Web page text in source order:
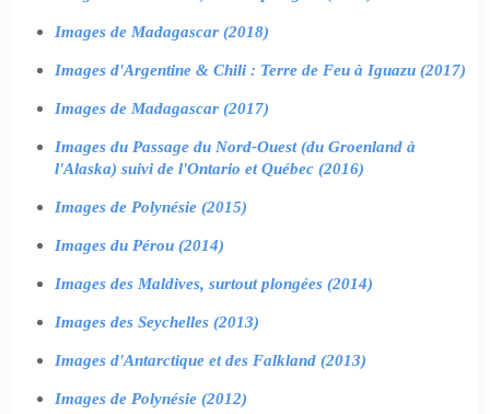
Images de Madagascar (2018)
Images d'Argentine & Chili : Terre de Feu à Iguazu (2017)
Images de Madagascar (2017)
Images du Passage du Nord-Ouest (du Groenland à
l'Alaska) suivi de l'Ontario et Québec (2016)
Images de Polynésie (2015)
Images du Pérou (2014)
Images des Maldives, surtout plongées (2014)
Images des Seychelles (2013)
Images d'Antarctique et des Falkland (2013)
Images de Polynésie (2012)